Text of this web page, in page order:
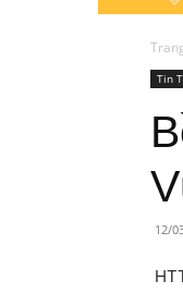
Tin
12/